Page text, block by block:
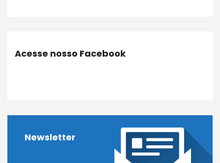
Acesse nosso Facebook
Newsletter